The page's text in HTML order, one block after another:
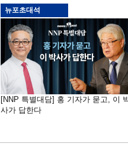
뉴포초대석
[NNP 특별대담] 홍 기자가 묻고, 이
사가 답한다